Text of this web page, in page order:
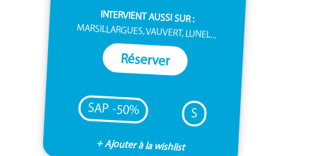
INTERVIENT AUSSI SUR :
MARSILLARGUES, VAUVERT, LUNEL...
Réserver
SAP -50% S
+ Ajouter à la wishlist